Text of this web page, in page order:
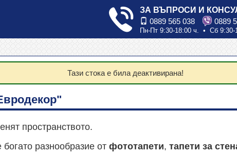
ЗА ВЪПРОСИ И
0889 565 038
0889
Пн-Пт 9:30-18:00 ч. • Сб 9:30-
Тази стока е била деактивирана!
пространството.
разнообразие от фототапети, тапети за